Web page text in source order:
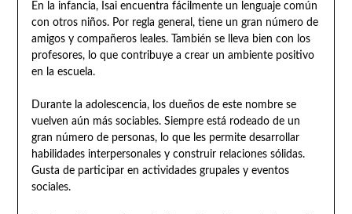
En la infancia, Isai encuentra fácilmente un lenguaje común
con otros niños. Por regla general, tiene un gran número de
amigos y compañeros leales. También se lleva bien con los
profesores, lo que contribuye a crear un ambiente positivo
en la escuela.
Durante la adolescencia, los dueños de este nombre se
vuelven aún más sociables. Siempre está rodeado de un
gran número de personas, lo que les permite desarrollar
habilidades interpersonales y construir relaciones sólidas.
Gusta de participar en actividades grupales y eventos
sociales.